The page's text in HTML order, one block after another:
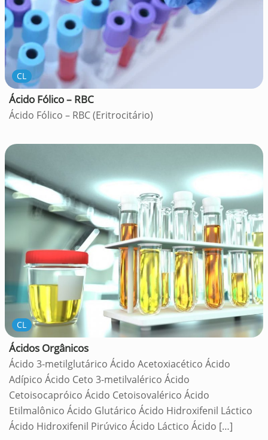
CL
Ácido Fólico – RBC
Ácido Fólico – RBC (Eritrocitário)
CL
Ácidos Orgânicos
Ácido 3-metilglutárico Ácido Acetoxiacético Ácido
Adípico Ácido Ceto 3-metilvalérico Ácido
Cetoisocapróico Ácido Cetoisovalérico Ácido
Etilmalônico Ácido Glutárico Ácido Hidroxifenil Láctico
Ácido Hidroxifenil Pirúvico Ácido Láctico Ácido […]